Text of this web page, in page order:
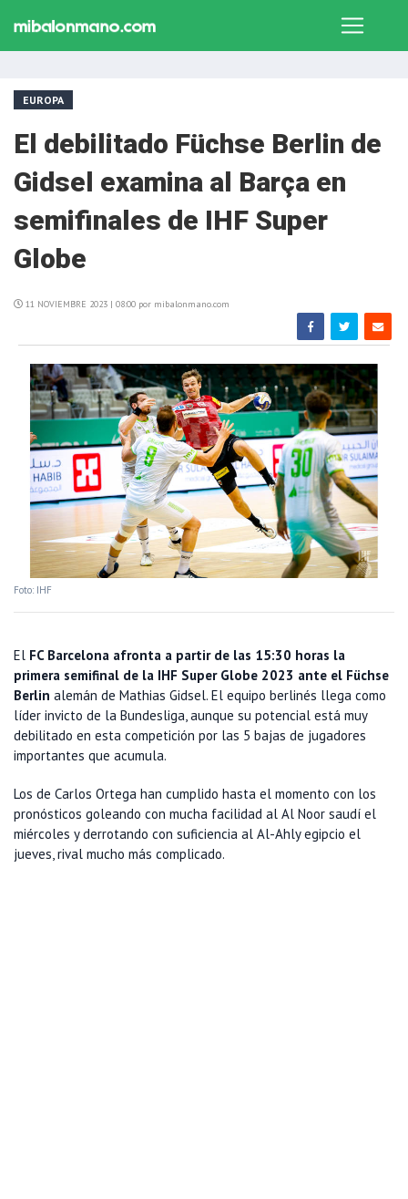
EUROPA
El debilitado Füchse Berlin de
Gidsel examina al Barça en
semifinales de IHF Super
Globe
11 NOVIEMBRE 2023 | 08:00 por mibalonmano.com
Foto: IHF
El FC Barcelona afronta a partir de las 15:30 horas la
primera semifinal de la IHF Super Globe 2023 ante el Füchse
Berlin alemán de Mathias Gidsel. El equipo berlinés llega como
líder invicto de la Bundesliga, aunque su potencial está muy
debilitado en esta competición por las 5 bajas de jugadores
importantes que acumula.
Los de Carlos Ortega han cumplido hasta el momento con los
pronósticos goleando con mucha facilidad al Al Noor saudí el
miércoles y derrotando con suficiencia al Al-Ahly egipcio el
jueves, rival mucho más complicado.